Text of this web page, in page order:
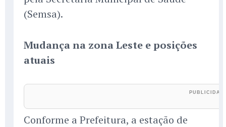
(Semsa).
Mudança na zona Leste e posições
atuais
Conforme a Prefeitura, a estação de